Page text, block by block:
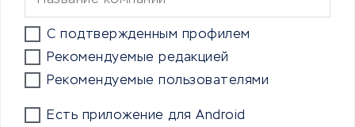
С подтвержденным профилем
Рекомендуемые редакцией
Рекомендуемые пользователями
Есть приложение для Android